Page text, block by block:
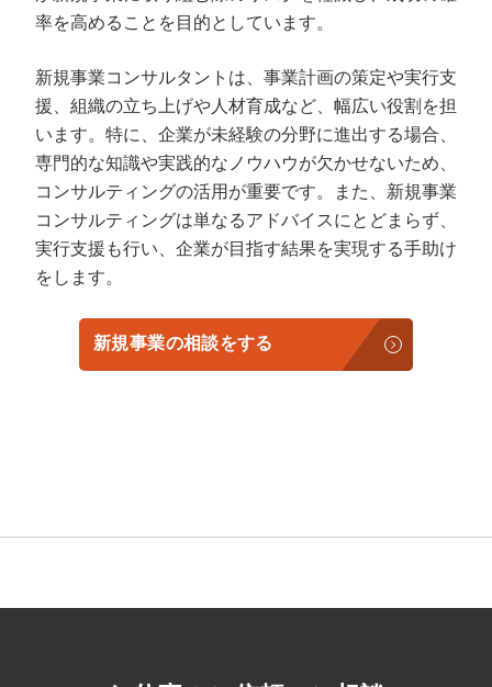
率を高めることを目的としています。
新規事業コンサルタントは、事業計画の策定や実行支
援、組織の立ち上げや人材育成など、幅広い役割を担
います。特に、企業が未経験の分野に進出する場合、
専門的な知識や実践的なノウハウが欠かせないため、
コンサルティングの活用が重要です。また、新規事業
コンサルティングは単なるアドバイスにとどまらず、
実行支援も行い、企業が目指す結果を実現する手助け
をします。
新規事業の相談をする